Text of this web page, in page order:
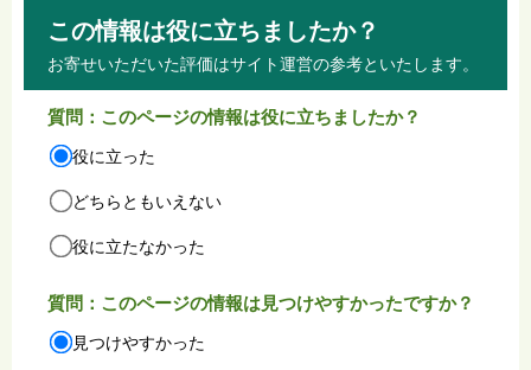
この情報は役に立ちましたか？
お寄せいただいた評価はサイト運営の参考といたします。
質問：このページの情報は役に立ちましたか？
役に立った
どちらともいえない
役に立たなかった
質問：このページの情報は見つけやすかったですか？
見つけやすかった